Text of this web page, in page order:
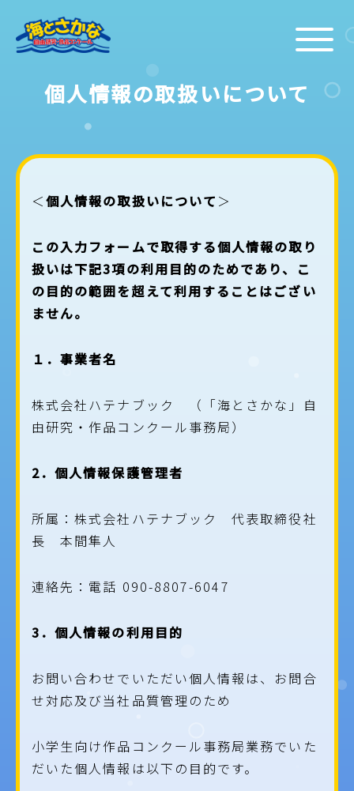
個人情報の取扱いについて
＜個人情報の取扱いについて ＞
この入力フォームで取得する個人情報の取り
扱いは下記3項の利用目的のためであり、こ
の目的の範囲を超えて利用することはござい
ません。
１．事業者名
株式会社ハテナブック （「海とさかな」自
由研究・作品コンクール事務局）
2．個人情報保護管理者
所属：株式会社ハテナブック 代表取締役社
長 本間隼人
連絡先：電話 090-8807-6047
3．個人情報の利用目的
お問い合わせでいただい個人情報は、お問合
せ対応及び当社品質管理のため
小学生向け作品コンクール事務局業務でいた
だいた個人情報は以下の目的です。